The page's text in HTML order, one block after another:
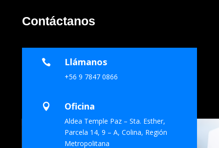
Contáctanos
 Llámanos
+56 9 7847 0866
 Oficina
Aldea Temple Paz – Sta. Esther,
Parcela 14, 9 – A, Colina, Región
Metropolitana